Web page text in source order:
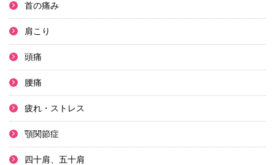
首の痛み
肩こり
頭痛
腰痛
疲れ・ストレス
顎関節症
四十肩、五十肩